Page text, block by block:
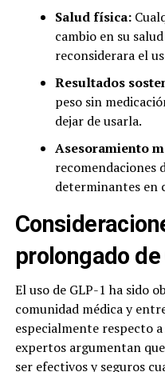
Salud física:
cambio en su
reconsiderara el
Resultados
peso sin
dejar de usarla.
Asesoramiento
recomendaciones
determinantes en
prolongado de
El uso de GLP-1 ha sido
comunidad médica y
especialmente respecto
expertos argumentan
ser efectivos y seguros